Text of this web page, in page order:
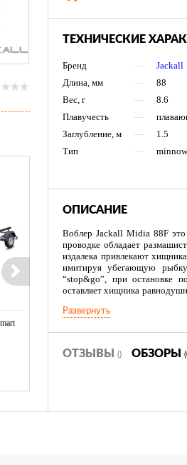
ТЕХНИЧЕСКИЕ
Бренд —
Jackall
Длина, мм
—
88
Вес, г
—
8.6
Плавучесть
—
Заглубление, м
—
1.5
Тип
— minnow
ОПИСАНИЕ
Воблер Jackall Midia 88F это
проводке обладает
издалека привлекают
имитируя убегающую
“stop&go”, при остановке
оставляет хищника
Развернуть
ОТЗЫВЫ () ОБЗОРЫ
Duo (Orange ...